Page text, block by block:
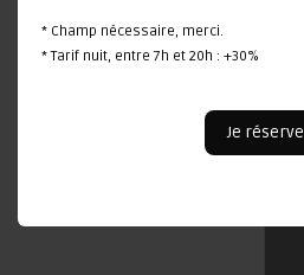
* Champ nécessaire, merci.
* Tarif nuit, entre 7h et 20h : +30%
Je réserve